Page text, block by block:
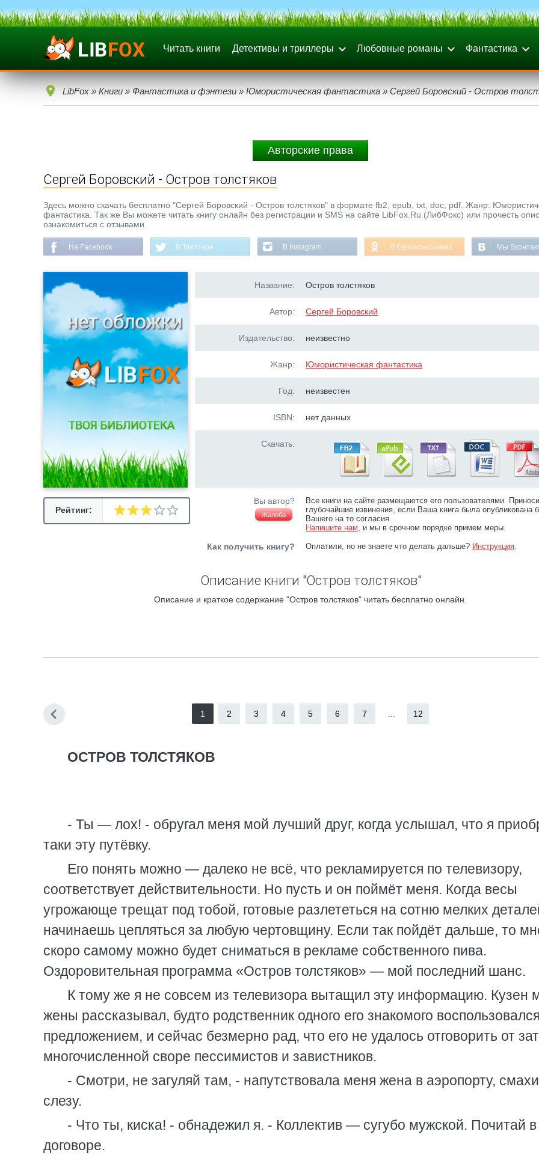
Читать книги Детективы и триллеры Любовные романы Фантастика
LibFox » Книги » Фантастика и фэнтези » Юмористическая фантастика » Сергей Боровский - Остров
Авторские права
Сергей Боровский - Остров толстяков
Здесь можно скачать бесплатно "Сергей Боровский - Остров толстяков" в формате fb2, epub, txt, doc, pdf. Жанр:
фантастика. Так же Вы можете читать книгу онлайн без регистрации и SMS на сайте LibFox.Ru (ЛибФокс) или прочесть
ознакомиться с отзывами.
На Facebook В Твиттере В Instagram В Одноклассниках Мы
Рейтинг:
Название: Остров толстяков
Автор: Сергей Боровский
Издательство: неизвестно
Жанр: Юмористическая фантастика
Год: неизвестен
ISBN: нет данных
Скачать:
Вы автор?
Жалоба
Все книги на сайте размещаются его пользователями.
глубочайшие извинения, если Ваша книга была опубликована
Вашего на то согласия.
Напишите нам, и мы в срочном порядке примем меры.
Как получить книгу? Оплатили, но не знаете что делать дальше? Инструкция.
Описание книги "Остров толстяков"
Описание и краткое содержание "Остров толстяков" читать бесплатно онлайн.
1 2 3 4 5 6 7 12
ОСТРОВ ТОЛСТЯКОВ
- Ты — лох! - обругал меня мой лучший друг, когда услышал, что я
таки эту путёвку.
Его понять можно — далеко не всё, что рекламируется по телевизору,
соответствует действительности. Но пусть и он поймёт меня. Когда весы
угрожающе трещат под тобой, готовые разлететься на сотню мелких
начинаешь цепляться за любую чертовщину. Если так пойдёт дальше, то
скоро самому можно будет сниматься в рекламе собственного пива.
Оздоровительная программа «Остров толстяков» — мой последний шанс.
К тому же я не совсем из телевизора вытащил эту информацию. Кузен
жены рассказывал, будто родственник одного его знакомого воспользовался
предложением, и сейчас безмерно рад, что его не удалось отговорить от
многочисленной своре пессимистов и завистников.
- Смотри, не загуляй там, - напутствовала меня жена в аэропорту,
слезу.
- Что ты, киска! - обнадежил я. - Коллектив — сугубо мужской. Почитай в
договоре.